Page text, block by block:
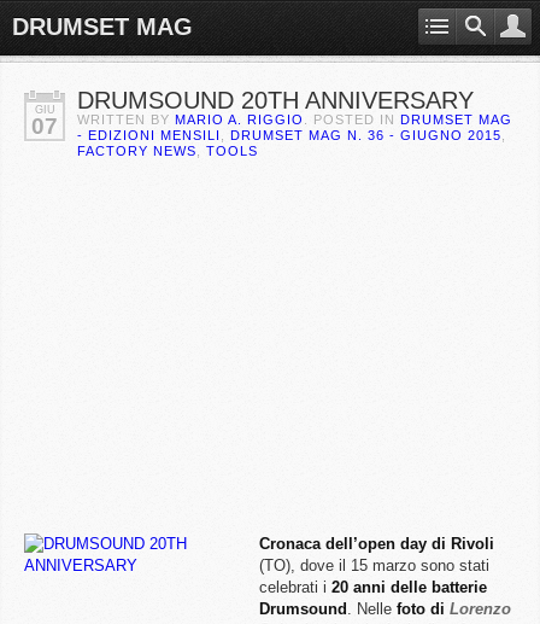
DRUMSET MAG
GIU
07
DRUMSOUND 20TH ANNIVERSARY
WRITTEN BY MARIO A. RIGGIO . POSTED IN DRUMSET MAG
- EDIZIONI MENSILI
DRUMSET MAG N. 36 - GIUGNO 2015
FACTORY NEWS
TOOLS
Cronaca dell’open day di Rivoli
(TO), dove il 15 marzo sono stati
celebrati i 20 anni delle batterie
Drumsound . Nelle foto di Lorenzo